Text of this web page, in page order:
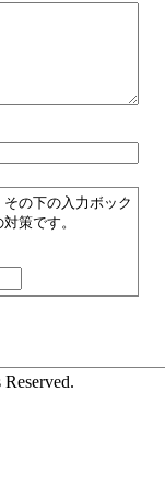
の下の入力ボック
策です。